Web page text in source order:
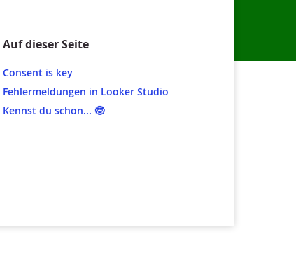
Auf dieser Seite
Consent is key
Fehlermeldungen in Looker Studio
Kennst du schon... 🤓